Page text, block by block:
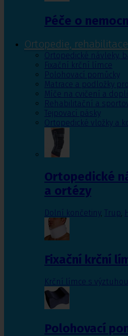
Péče o
Ortopedie,
Ortopedické návleky,
Fixační krční límce
Polohovací pomůcky
Matrace a podložky
Míče na cvičení a
Rehabilitační a
Tejpovací pásky
Ortopedické vložky a
Ortopedické
a ortézy
Dolní končetiny, Trup,
Fixační krční
Krční límce s výztuhou
Polohovací